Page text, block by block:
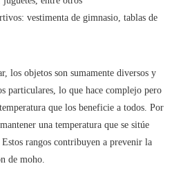
vestimenta de gimnasio, tablas de
los objetos son sumamente diversos y
particulares, lo que hace complejo pero
que los beneficie a todos. Por
una temperatura que se sitúe
rangos contribuyen a prevenir la
de moho.